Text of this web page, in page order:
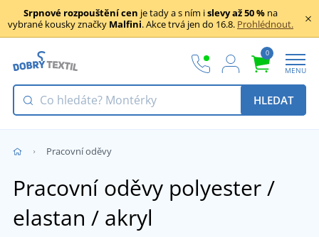
Srpnové rozpouštění cen je tady a s ním islevy až 50 % na
vybrané kousky značky Malfini. Akce trvá jen do 16.8. Prohlédnout.
0
MENU
HLEDAT
Pracovní oděvy
Pracovní oděvy polyester /
elastan / akryl